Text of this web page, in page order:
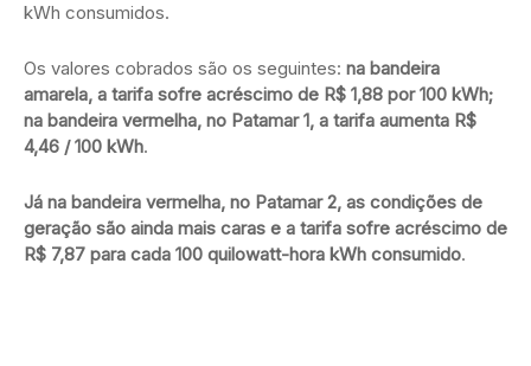
kWh consumidos.
Os valores cobrados são os seguintes: na bandeira
amarela, a tarifa sofre acréscimo de R$ 1,88 por 100 kWh;
na bandeira vermelha, no Patamar 1, a tarifa aumenta R$
4,46 / 100 kWh.
Já na bandeira vermelha, no Patamar 2, as condições de
geração são ainda mais caras e a tarifa sofre acréscimo de
R$ 7,87 para cada 100 quilowatt-hora kWh consumido.